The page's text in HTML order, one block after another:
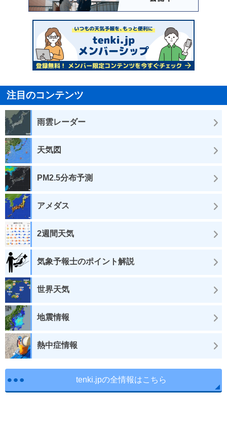
注目のコンテンツ
雨雲レーダー
天気図
PM2.5分布予測
アメダス
2週間天気
気象予報士のポイント解説
世界天気
地震情報
熱中症情報
tenki.jpの全情報はこちら